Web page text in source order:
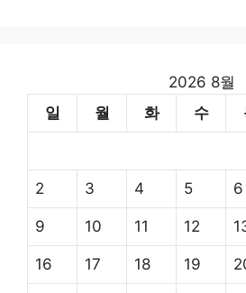
2026 8월
일
월 화 수
2 3 4 5 6
9 10 11 12
16 17 18 19